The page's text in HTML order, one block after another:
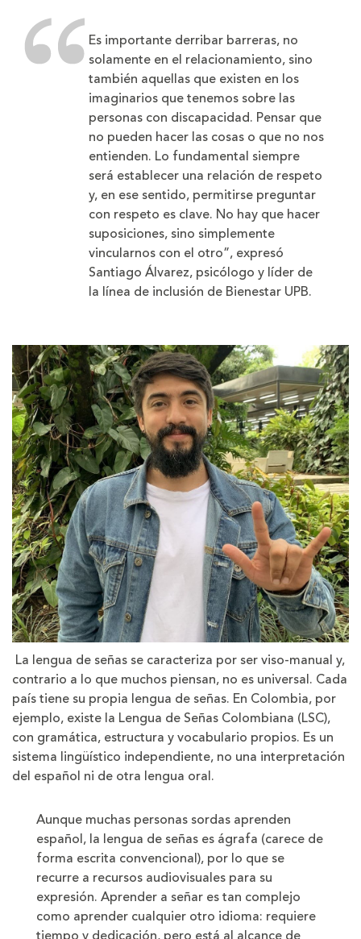
Es importante derribar barreras, no
solamente en el relacionamiento, sino
también aquellas que existen en los
imaginarios que tenemos sobre las
personas con discapacidad. Pensar que
no pueden hacer las cosas o que no nos
entienden. Lo fundamental siempre
será establecer una relación de respeto
y, en ese sentido, permitirse preguntar
con respeto es clave. No hay que hacer
suposiciones, sino simplemente
vincularnos con el otro”, expresó
Santiago Álvarez, psicólogo y líder de
la línea de inclusión de Bienestar UPB.
La lengua de señas se caracteriza por ser viso-manual y,
contrario a lo que muchos piensan, no es universal. Cada
país tiene su propia lengua de señas. En Colombia, por
ejemplo, existe la Lengua de Señas Colombiana (LSC),
con gramática, estructura y vocabulario propios. Es un
sistema lingüístico independiente, no una interpretación
del español ni de otra lengua oral.
Aunque muchas personas sordas aprenden
español, la lengua de señas es ágrafa (carece de
forma escrita convencional), por lo que se
recurre a recursos audiovisuales para su
expresión. Aprender a señar es tan complejo
como aprender cualquier otro idioma: requiere